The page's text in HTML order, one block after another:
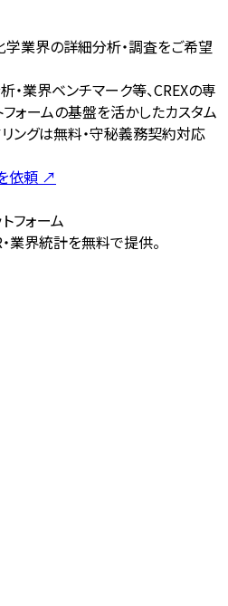
業界の詳細分析・調査をご希望
業界ベンチマーク等、CREXの専
ォームの基盤を活かしたカスタム
ングは無料・守秘義務契約対応
依頼 ↗
フォーム
業界統計を無料で提供。